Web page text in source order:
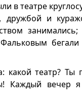
в театре
дружбой и
театр? Ты
Каждый вечер